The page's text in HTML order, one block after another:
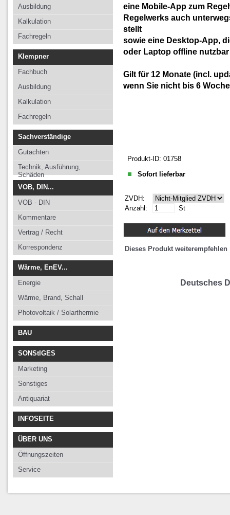
Ausbildung
Kalkulation
Fachregeln
Klempner
Fachbuch
Ausbildung
Kalkulation
Fachregeln
Sachverständige
Gutachten
Technik, Ausführung,
Schäden
VOB, DIN...
VOB - DIN
Kommentare
Vertrag / Recht
Korrespondenz
Wärme, EnEV...
Energie
Wärme, Brand, Schall
Photovoltaik / Solarthermie
BAU
SONStIGES
Marketing
Sonstiges
Antiquariat
INFOSEITE
ÜBER UNS
Öffnungszeiten
Service
eine Mobile-App zum
Regelwerks auch
stellt
sowie eine Desktop-App,
oder Laptop offline
Gilt für 12 Monate (incl.
wenn Sie nicht bis 6
Produkt-ID: 01758
Sofort lieferbar
ZVDH:
Anzahl:
St
Dieses Produkt weiterempfehlen
Deutsches